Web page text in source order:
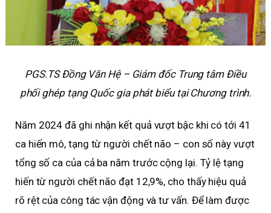
PGS.TS Đồng Văn Hệ – Giám đốc Trung tâm Điều
phối ghép tạng Quốc gia phát biểu tại Chương trình.
Năm 2024 đã ghi nhận kết quả vượt bậc khi có tới 41
ca hiến mô, tạng từ người chết não – con số này vượt
tổng số ca của cả ba năm trước cộng lại. Tỷ lệ tạng
hiến từ người chết não đạt 12,9%, cho thấy hiệu quả
rõ rệt của công tác vận động và tư vấn. Để làm được